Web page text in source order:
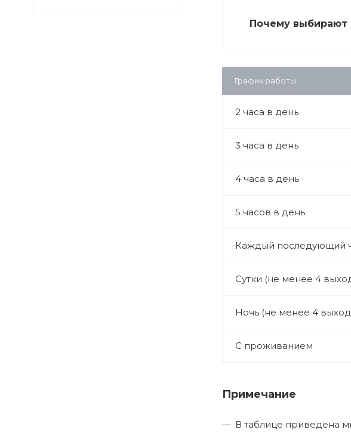
Почему
График работы
2 часа в день
3 часа в день
4 часа в день
5 часов в день
Каждый последующий
Сутки (не менее 4
Ночь (не менее 4
С проживанием
Примечание
В таблице приведена